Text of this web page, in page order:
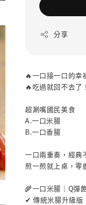
分享
🔥一口接一口的幸
🔥吃過就回不去了
超涮嘴國民美食
A.一口米腸
B.一口香腸
一口兩重奏，經典
煎一煎就上桌，零
🌾一口米腸｜Q彈
✔ 傳統米腸升級